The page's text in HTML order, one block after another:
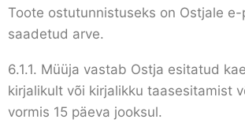
Toote ostutunnistuseks on Ostjale e-
saadetud arve.
6.1.1. Müüja vastab Ostja esitatud
kirjalikult või kirjalikku taasesitamist
vormis 15 päeva jooksul.